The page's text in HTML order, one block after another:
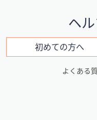
ン
ヘ
初めての方へ
よくある